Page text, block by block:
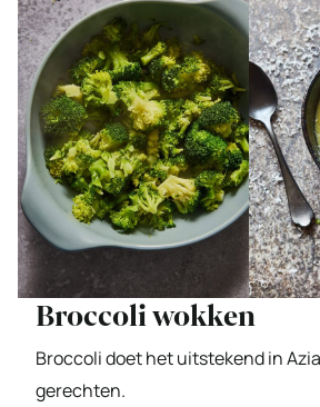
Broccoli wokken
Broccoli doet het uitstekend in
gerechten.